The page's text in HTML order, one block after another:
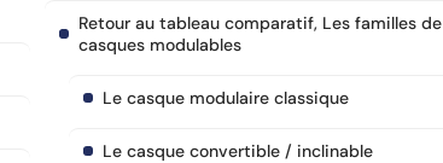
Retour au tableau comparatif, Les familles de
casques modulables
Le casque modulaire classique
Le casque convertible / inclinable